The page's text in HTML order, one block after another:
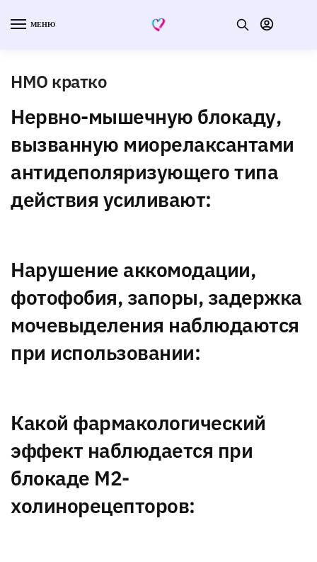
МЕНЮ
НМО кратко
Нервно-мышечную блокаду,
вызванную миорелаксантами
антидеполяризующего типа
действия усиливают:
Нарушение аккомодации,
фотофобия, запоры, задержка
мочевыделения наблюдаются
при использовании:
Какой фармакологический
эффект наблюдается при
блокаде М2-
холинорецепторов: